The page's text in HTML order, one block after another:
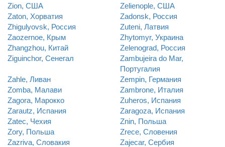
Zion, США
Zelienople, США
Zaton, Хорватия
Zadonsk, Россия
Zhigulyovsk, Россия
Zuteni, Латвия
Zaozernoe, Крым
Zhytomyr, Украина
Zhangzhou, Китай
Zelenograd, Россия
Ziguinchor, Сенегал
Zambujeira do Mar,
Португалия
Zahle, Ливан
Zempin, Германия
Zomba, Малави
Zambrone, Италия
Zagora, Марокко
Zuheros, Испания
Zarautz, Испания
Zaragoza, Испания
Zatec, Чехия
Znin, Польша
Zory, Польша
Zrece, Словения
Zazriva, Словакия
Zajecar, Сербия